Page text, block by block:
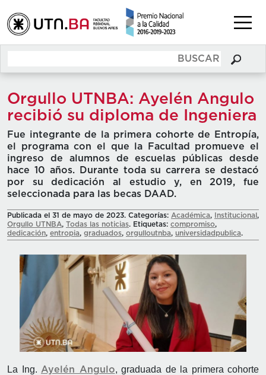
Orgullo UTNBA: Ayelén Angulo
recibió su diploma de Ingeniera
Fue integrante de la primera cohorte de Entropía,
el programa con el que la Facultad promueve el
ingreso de alumnos de escuelas públicas desde
hace 10 años. Durante toda su carrera se destacó
por su dedicación al estudio y, en 2019, fue
seleccionada para las becas DAAD.
Publicada el 31 de mayo de 2023. Categorías: Académica, Institucional ,
Orgullo UTNBA, Todas las noticias. Etiquetas: compromiso,
dedicación, entropia, graduados, orgulloutnba, universidadpublica.
La Ing. Ayelén Angulo, graduada de la primera cohorte